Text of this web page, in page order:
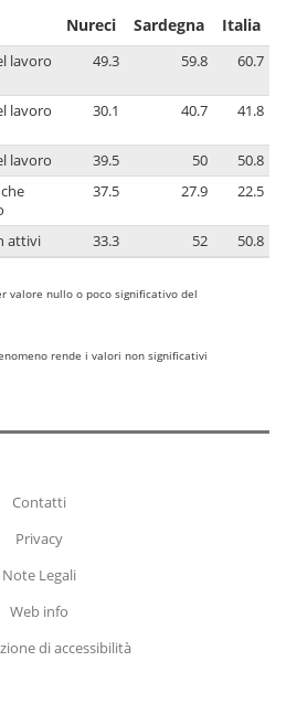
Nureci Sardegna Italia
lavoro
49.3 59.8 60.7
lavoro
30.1 40.7 41.8
lavoro 39.5 50
50.8
37.5 27.9 22.5
attivi 33.3 52 50.8
valore nullo o poco significativo del
rende i valori non significativi
Contatti
Privacy
Note Legali
Web info
di accessibilità